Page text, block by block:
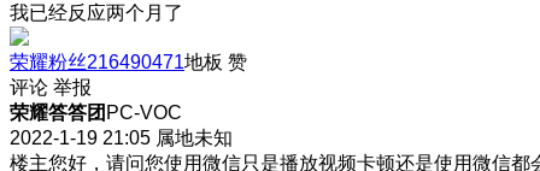
我已经反应两个月了
荣耀粉丝216490471地板 赞
评论 举报
荣耀答答团 PC-VOC
2022-1-19 21:05 属地未知
楼主您好，请问您使用微信只是播放视频卡顿还是使用微信都